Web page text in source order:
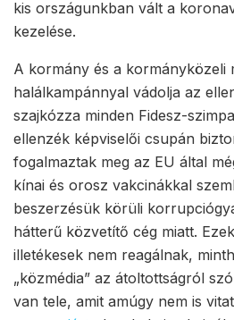
kis országunkban vált a
kezelése.
A kormány és a kormányközeli
halálkampánnyal vádolja az
szajkózza minden Fidesz-
ellenzék képviselői csupán
fogalmaztak meg az EU által
kínai és orosz vakcinákkal
beszerzésük körüli
hátterű közvetítő cég miatt.
illetékesek nem reagálnak,
„közmédia” az átoltottságról
van tele, amit amúgy nem is